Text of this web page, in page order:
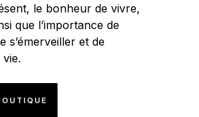
le bonheur de vivre,
que l’importance de
s’émerveiller et de